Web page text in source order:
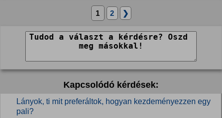
1 2 ❯
Kapcsolódó kérdések:
Lányok, ti mit preferáltok, hogyan kezdeményezzen egy
pali?